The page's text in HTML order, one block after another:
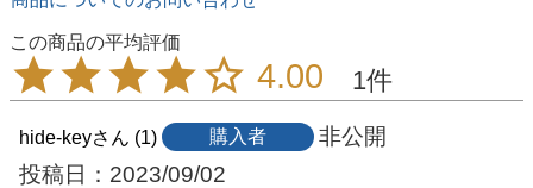
4.00 1
hide-key 1 購入者
非公開
投稿日
2023/09/02